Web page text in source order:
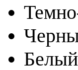
Белый